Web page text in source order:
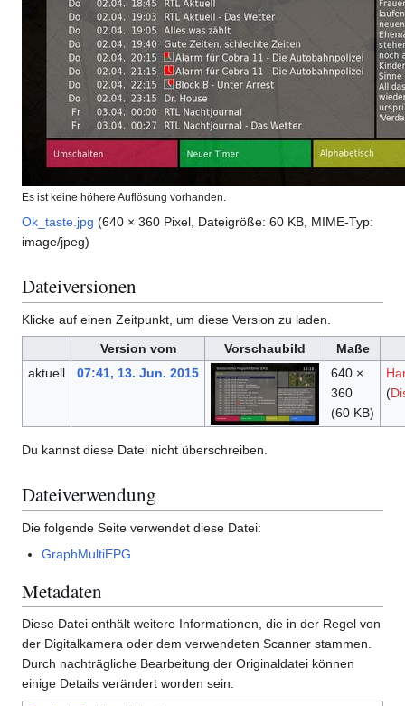
Es ist keine höhere Auflösung vorhanden.
Ok_taste.jpg (640 × 360 Pixel, Dateigröße: 60 KB, MIME-Typ:
image/jpeg)
Dateiversionen
Klicke auf einen Zeitpunkt, um diese Version zu laden.
Version vom
Vorschaubild
Maße
aktuell
07:41, 13. Jun. 2015
640 ×
360
(60 KB)
(
Du kannst diese Datei nicht überschreiben.
Dateiverwendung
Die folgende Seite verwendet diese Datei:
GraphMultiEPG
Metadaten
Diese Datei enthält weitere Informationen, die in der Regel von
der Digitalkamera oder dem verwendeten Scanner stammen.
Durch nachträgliche Bearbeitung der Originaldatei können
einige Details verändert worden sein.